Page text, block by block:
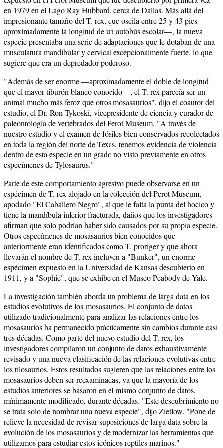
en 1979 en el Lago Ray Hubbard, cerca de Dallas. Más allá del
impresionante tamaño del T. rex, que oscila entre 25 y 43 pies —
aproximadamente la longitud de un autobús escolar—, la nueva
especie presentaba una serie de adaptaciones que le dotaban de una
musculatura mandibular y cervical excepcionalmente fuerte, lo que
sugiere que era un depredador poderoso.
"Además de ser enorme —aproximadamente el doble de longitud
que el mayor tiburón blanco conocido—, el T. rex parecía ser un
animal mucho más feroz que otros mosasaurios", dijo el coautor del
estudio, el Dr. Ron Tykoski, vicepresidente de ciencia y curador de
paleontología de vertebrados del Perot Museum. "A través de
nuestro estudio y el examen de fósiles bien conservados recolectados
en toda la región del norte de Texas, tenemos evidencia de violencia
dentro de esta especie en un grado no visto previamente en otros
especímenes de Tylosaurus."
Parte de este comportamiento agresivo puede observarse en un
espécimen de T. rex alojado en la colección del Perot Museum,
apodado "El Caballero Negro", al que le falta la punta del hocico y
tiene la mandíbula inferior fracturada, daños que los investigadores
afirman que solo podrían haber sido causados por su propia especie.
Otros especímenes de mosasaurios bien conocidos que
anteriormente eran identificados como T. proriger y que ahora
llevarán el nombre de T. rex incluyen a "Bunker", un enorme
espécimen expuesto en la Universidad de Kansas descubierto en
1911, y a "Sophie", que se exhibe en el Museo Peabody de Yale.
La investigación también aborda un problema de larga data en los
estudios evolutivos de los mosasaurios. El conjunto de datos
utilizado tradicionalmente para analizar las relaciones entre los
mosasaurios ha permanecido prácticamente sin cambios durante casi
tres décadas. Como parte del nuevo estudio del T. rex, los
investigadores compilaron un conjunto de datos exhaustivamente
revisado y una nueva clasificación de las relaciones evolutivas entre
los tilosaurios. Estos resultados sugieren que las relaciones entre los
mosasaurios deben ser reexaminadas, ya que la mayoría de los
estudios anteriores se basaron en el mismo conjunto de datos,
mínimamente modificado, durante décadas. "Este descubrimiento no
se trata solo de nombrar una nueva especie", dijo Zietlow. "Pone de
relieve la necesidad de revisar suposiciones de larga data sobre la
evolución de los mosasaurios y de modernizar las herramientas que
utilizamos para estudiar estos icónicos reptiles marinos."